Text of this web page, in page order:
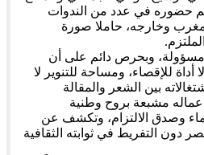
حضوره في عدد من الندوات
وخارجه، حاملا صورة
مسؤولة، وبحرص دائم على أن
أداة للإقصاء، ومساحة للتنوير لا
بين الشعر والمقالة
مشبعة بروح وطنية
وصدق الالتزام، وتكشف عن
دون التفريط في ثوابته الثقافية